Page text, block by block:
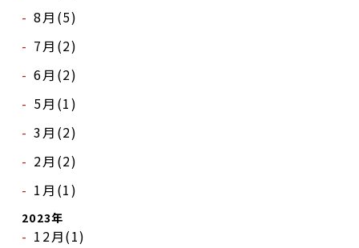
8月(5)
7月(2)
6月(2)
5月(1)
3月(2)
2月(2)
1月(1)
2023年
12月(1)